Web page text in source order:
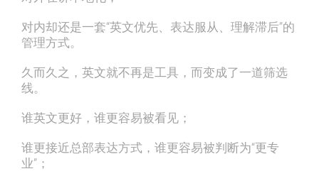
对内却还是一套“英文优先、表达服从、理解滞后”的
管理方式。
久而久之，英文就不再是工具，而变成了一道筛选
线。
谁英文更好，谁更容易被看见；
谁更接近总部表达方式，谁更容易被判断为“更专
业”；